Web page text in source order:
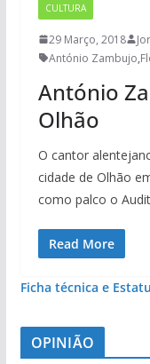
CULTURA
29 Março, 2018
António Zambujo,
António
Olhão
O cantor
cidade de Olhão
como palco o
Read More
Ficha técnica e
OPINIÃO